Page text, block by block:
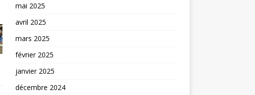
mai 2025
avril 2025
mars 2025
février 2025
janvier 2025
décembre 2024